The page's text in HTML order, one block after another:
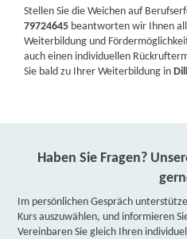
Stellen Sie die Weichen auf
79724645 beantworten wir Ihnen
Weiterbildung und
auch einen individuellen
Sie bald zu Ihrer Weiterbildung in
Haben Sie Fragen?
Im persönlichen Gespräch
Kurs auszuwählen, und informieren
Vereinbaren Sie gleich Ihren